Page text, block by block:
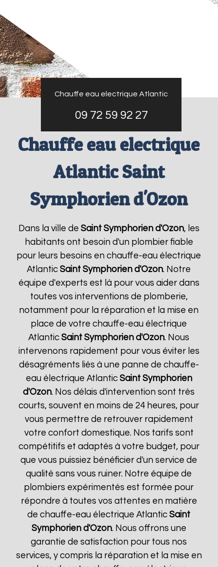
Chauffe eau electrique Atlantic
09 72 59 92 27
Chauffe eau electrique
Atlantic Saint
Symphorien d'Ozon
Dans la ville de Saint Symphorien d'Ozon, les
habitants ont besoin d'un plombier fiable
pour leurs besoins en chauffe-eau électrique
AtlanticSaint Symphorien d'Ozon. Notre
équipe d'experts est là pour vous aider dans
toutes vos interventions de plomberie,
notamment pour la réparation et la mise en
place de votre chauffe-eau électrique
AtlanticSaint Symphorien d'Ozon. Nous
intervenons rapidement pour vous éviter les
désagréments liés à une panne de chauffe-
eau électrique Atlantic Saint Symphorien
d'Ozon. Nos délais d'intervention sont très
courts, souvent en moins de 24 heures, pour
vous permettre de retrouver rapidement
votre confort domestique. Nos tarifs sont
compétitifs et adaptés à votre budget, pour
que vous puissiez bénéficier d'un service de
qualité sans vous ruiner. Notre équipe de
plombiers expérimentés est formée pour
répondre à toutes vos attentes en matière
de chauffe-eau électrique AtlanticSaint
Symphorien d'Ozon. Nous offrons une
garantie de satisfaction pour tous nos
services, y compris la réparation et la mise en